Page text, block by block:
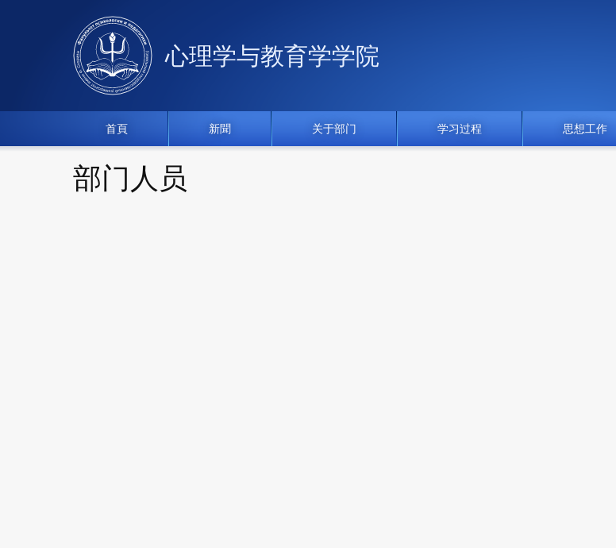
心理学与教育学学院
首頁 新聞 关于部门 学习过程 思想工作
部门人员